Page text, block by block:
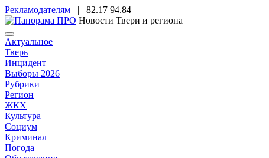
Рекламодателям | 82.17 94.84
Новости Твери и региона
Актуальное
Тверь
Инцидент
Выборы 2026
Рубрики
Регион
ЖКХ
Культура
Социум
Криминал
Погода